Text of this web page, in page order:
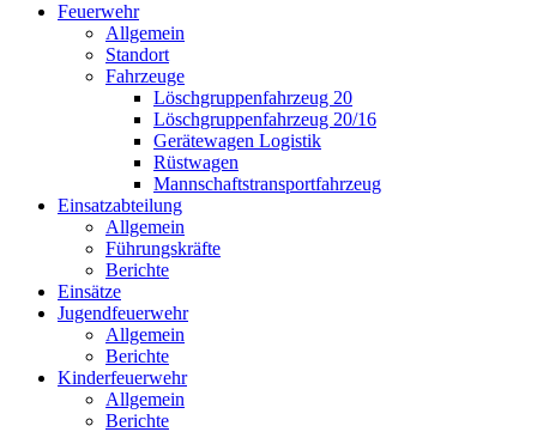
Feuerwehr
Allgemein
Standort
Fahrzeuge
Löschgruppen­fahrzeug 20
Lösch­gruppen­fahrzeug 20/16
Geräte­wagen Logistik
Rüst­wagen
Mannschafts­transportfahrzeug
Einsatz­abteilung
Allgemein
Führungs­kräfte
Berichte
Einsätze
Jugend­feuerwehr
Allgemein
Berichte
Kinder­feuerwehr
Allgemein
Berichte